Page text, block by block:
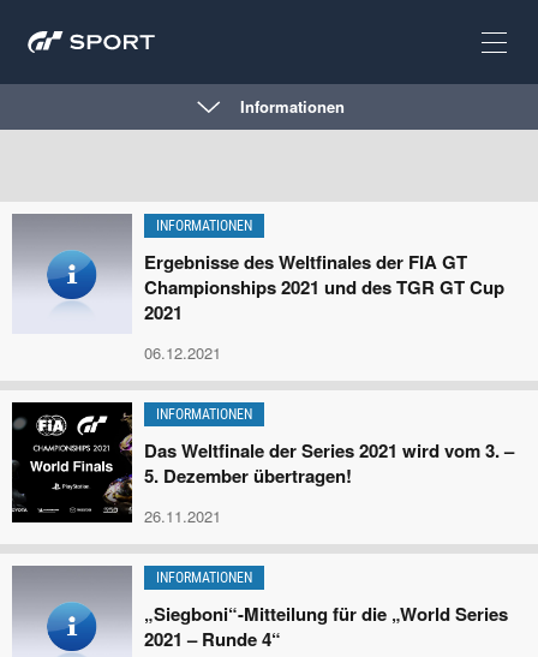
Informationen
INFORMATIONEN
Ergebnisse des Weltfinales der FIA GT
Championships 2021 und des TGR GT Cup
2021
06.12.2021
INFORMATIONEN
Das Weltfinale der Series 2021 wird vom 3. –
5. Dezember übertragen!
26.11.2021
INFORMATIONEN
„Siegboni“-Mitteilung für die „World Series
2021 – Runde 4“